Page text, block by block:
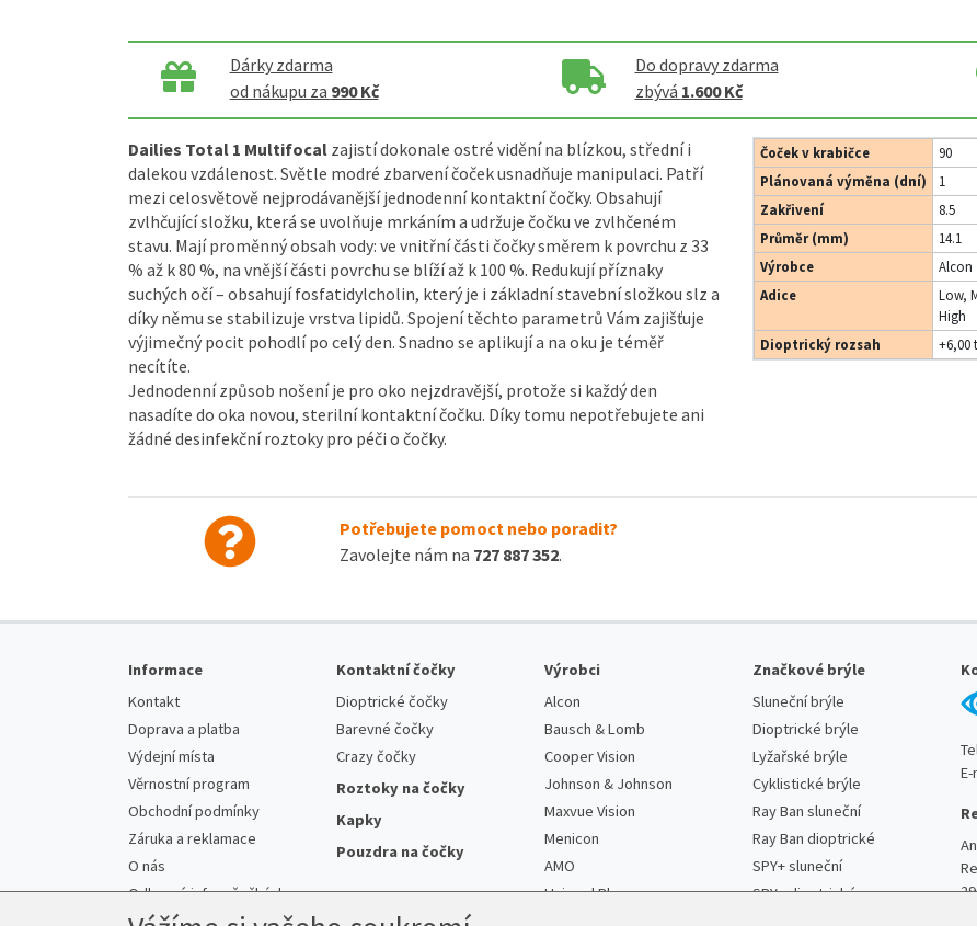
Dárky zdarma
od nákupu za 990 Kč
Do dopravy zdarma
zbývá 1.600 Kč
Dailies Total 1 Multifocal zajistí dokonale ostré vidění na blízkou, střední i
dalekou vzdálenost. Světle modré zbarvení čoček usnadňuje manipulaci. Patří
mezi celosvětově nejprodávanější jednodenní kontaktní čočky. Obsahují
zvlhčující složku, která se uvolňuje mrkáním a udržuje čočku ve zvlhčeném
stavu. Mají proměnný obsah vody: ve vnitřní části čočky směrem k povrchu z 33
% až k 80 %, na vnější části povrchu se blíží až k 100 %. Redukují příznaky
suchých očí – obsahují fosfatidylcholin, který je i základní stavební složkou slz a
díky němu se stabilizuje vrstva lipidů. Spojení těchto parametrů Vám zajišťuje
výjimečný pocit pohodlí po celý den. Snadno se aplikují a na oku je téměř
necítíte.
Jednodenní způsob nošení je pro oko nejzdravější, protože si každý den
nasadíte do oka novou, sterilní kontaktní čočku. Díky tomu nepotřebujete ani
žádné desinfekční roztoky pro péči o čočky.
Čoček v krabičce 90
Plánovaná výměna (dní)
1
Zakřivení
8.5
Průměr (mm)
14.1
Výrobce
Alcon
Adice
Low,
High
Dioptrický rozsah +6,00
Potřebujete pomoct nebo poradit?
Zavolejte nám na 727 887 352.
Informace
Kontakt
Doprava a platba
Výdejní místa
Věrnostní program
Obchodní podmínky
Záruka a reklamace
O nás
Odborné info o čočkách
Kontaktní čočky
Dioptrické čočky
Barevné čočky
Crazy čočky
Roztoky na čočky
Kapky
Pouzdra na čočky
Výrobci
Alcon
Bausch & Lomb
Cooper Vision
Johnson & Johnson
Maxvue Vision
Menicon
AMO
Unimed Pharma
Značkové brýle
Sluneční brýle
Dioptrické brýle
Lyžařské brýle
Cyklistické brýle
Ray Ban sluneční
Ray Ban dioptrické
SPY+ sluneční
SPY+ dioptrické
E-